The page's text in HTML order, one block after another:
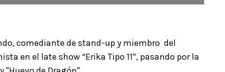
comediante de stand-up y miembro del
en el late show “Erika Tipo 11”, pasando por la